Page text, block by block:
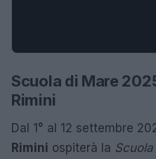
Scuola di Mare
Rimini
Dal 1° al 12 settembre
Rimini ospiterà la